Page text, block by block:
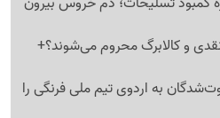
و کالابرگ محروم می‌شوند؟+
به اردوی تیم ملی فرنگی را